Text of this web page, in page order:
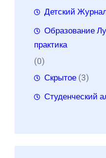
Детский
Образование
практика
(0)
Скрытое (3)
Студенческий